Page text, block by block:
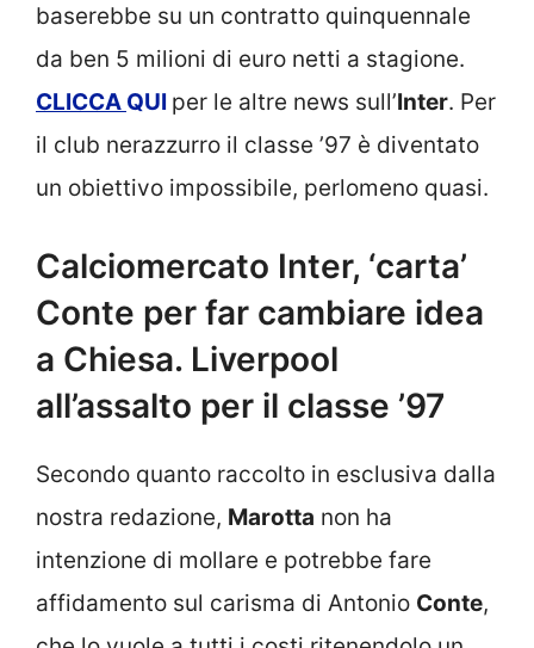
baserebbe su un contratto quinquennale
da ben 5 milioni di euro netti a stagione.
CLICCA QUI per le altre news sull’Inter. Per
il club nerazzurro il classe ’97 è diventato
un obiettivo impossibile, perlomeno quasi.
Calciomercato Inter, ‘carta’
Conte per far cambiare idea
a Chiesa. Liverpool
all’assalto per il classe ’97
Secondo quanto raccolto in esclusiva dalla
nostra redazione, Marotta non ha
intenzione di mollare e potrebbe fare
affidamento sul carisma di Antonio Conte,